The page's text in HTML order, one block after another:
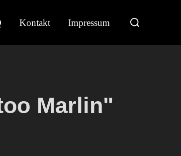
Kontakt Impressum
Suchen
Marlin"